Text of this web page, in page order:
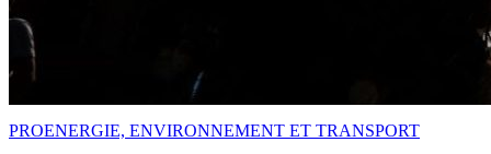
PROENERGIE, ENVIRONNEMENT ET TRANSPORT